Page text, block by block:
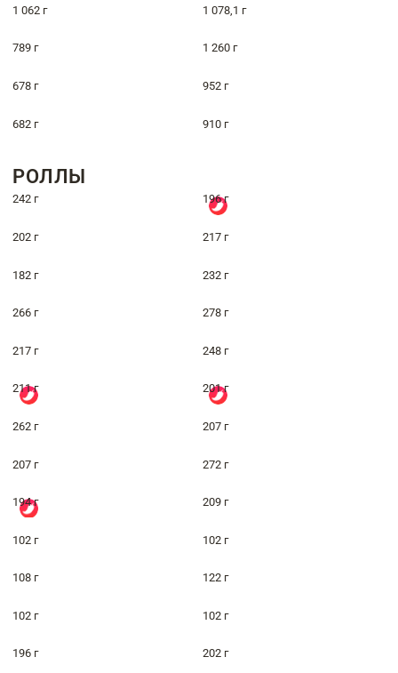
1 062 г 1 078,1 г
789 г 1 260 г
678 г 952 г
682 г 910 г
РОЛЛЫ
242 г 196 г
202 г 217 г
182 г 232 г
266 г 278 г
217 г 248 г
211 г 201 г
262 г 207 г
207 г 272 г
194 г 209 г
102 г 102 г
108 г 122 г
102 г 102 г
196 г 202 г